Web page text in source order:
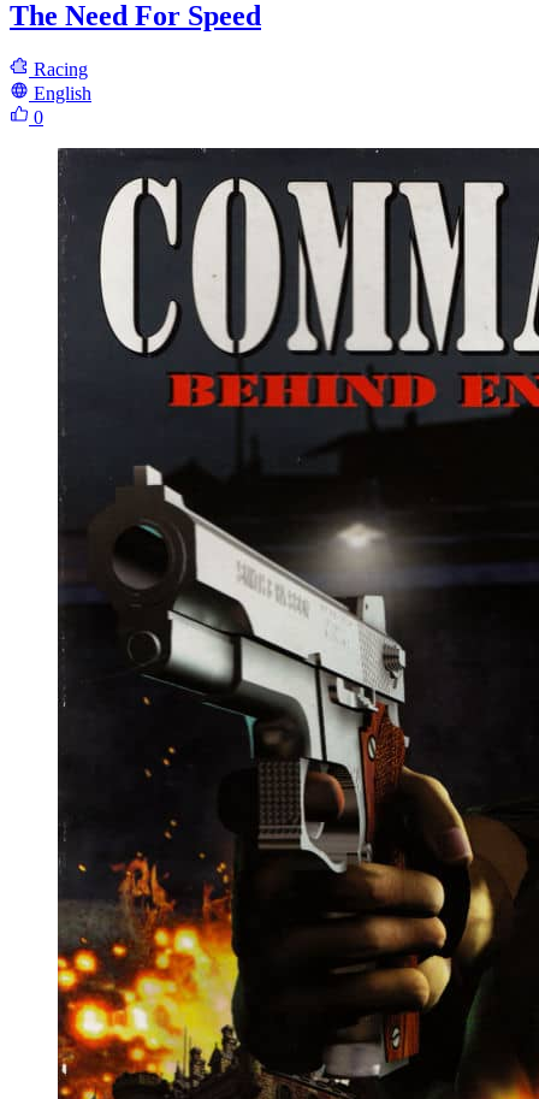
The Need For Speed
Racing
English
0